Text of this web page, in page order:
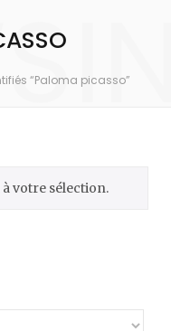
“Paloma picasso”
votre sélection.